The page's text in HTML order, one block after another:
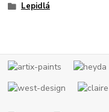
Lepidlá